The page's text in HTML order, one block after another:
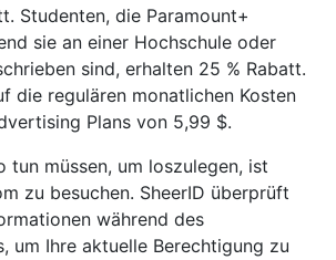
Studenten, die Paramount+
sie an einer Hochschule oder
sind, erhalten 25 % Rabatt.
die regulären monatlichen Kosten
Plans von 5,99 $.
tun müssen, um loszulegen, ist
zu besuchen. SheerID überprüft
während des
um Ihre aktuelle Berechtigung zu